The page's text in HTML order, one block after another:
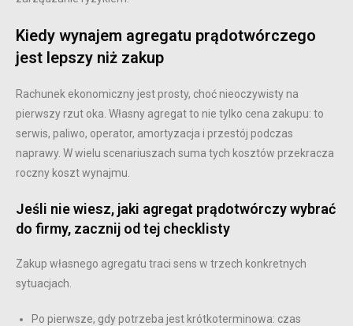
Kiedy wynajem agregatu prądotwórczego
jest lepszy niż zakup
Rachunek ekonomiczny jest prosty, choć nieoczywisty na
pierwszy rzut oka. Własny agregat to nie tylko cena zakupu: to
serwis, paliwo, operator, amortyzacja i przestój podczas
naprawy. W wielu scenariuszach suma tych kosztów przekracza
roczny koszt wynajmu.
Jeśli nie wiesz, jaki agregat prądotwórczy wybrać
do firmy, zacznij od tej checklisty
Zakup własnego agregatu traci sens w trzech konkretnych
sytuacjach.
Po pierwsze, gdy potrzeba jest krótkoterminowa: czas